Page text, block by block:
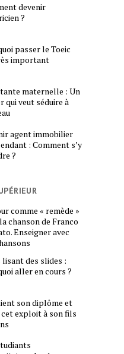
devenir
?
passer le Toeic
important
maternelle : Un
qui veut séduire à
agent immobilier
: Comment s’y
?
comme « remède »
chanson de Franco
Enseigner avec
des slides :
aller en cours ?
son diplôme et
cet exploit à son fils